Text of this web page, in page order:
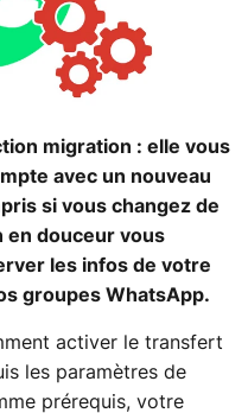
migration : elle vous
avec un nouveau
si vous changez de
en douceur vous
les infos de votre
groupes WhatsApp.
activer le transfert
les paramètres de
prérequis, votre